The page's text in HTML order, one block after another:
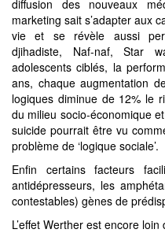
diffusion des nouveaux
marketing sait s’adapter aux
vie et se révèle aussi
djihadiste, Naf-naf, Star
adolescents ciblés, la
ans, chaque augmentation
logiques diminue de 12% le
du milieu socio-économique
suicide pourrait être vu
problème de ‘logique sociale’.
Enfin certains facteurs
antidépresseurs, les
contestables) gènes de
L’effet Werther est encore